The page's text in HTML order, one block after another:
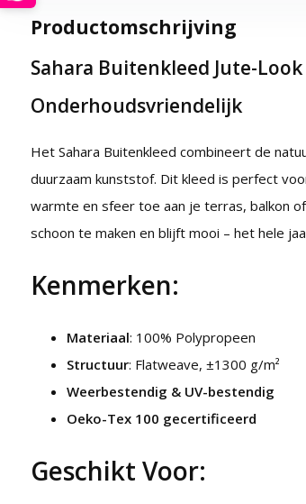
Productomschrijving
Sahara Buitenkleed Jute-
Onderhoudsvriendelijk
Het Sahara Buitenkleed combineert de
duurzaam kunststof. Dit kleed is perfect
warmte en sfeer toe aan je terras, balkon
schoon te maken en blijft mooi – het hele
Kenmerken:
Materiaal: 100% Polypropeen
Structuur: Flatweave, ±1300 g/m²
Weerbestendig & UV-bestendig
Oeko-Tex 100 gecertificeerd
Geschikt Voor: